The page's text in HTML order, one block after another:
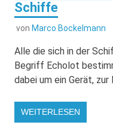
Schiffe
von Marco Bockelmann
Alle die sich in der
Begriff Echolot
dabei um ein Gerät,
WEITERLESEN